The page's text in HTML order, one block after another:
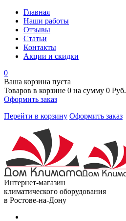
Главная
Наши работы
Отзывы
Статьи
Контакты
Акции и скидки
0
Ваша корзина пуста
Товаров в корзине 0 на сумму 0 Руб.
Оформить заказ
Перейти в корзину Оформить заказ
Интернет-магазин
климатического оборудования
в Ростове-на-Дону